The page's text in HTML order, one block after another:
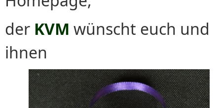
der KVM wünscht euch und
ihnen